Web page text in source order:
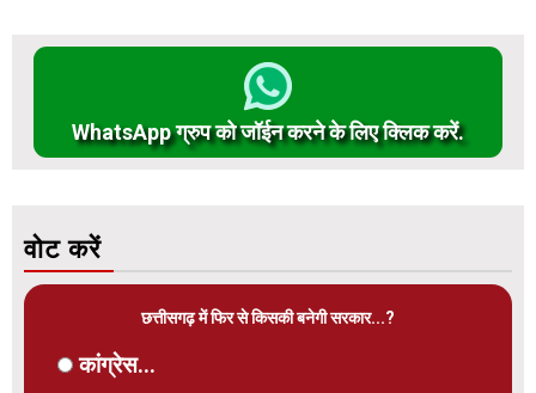
WhatsApp ग्रुप को जॉईन करने के लिए क्लिक करें.
वोट करें
छत्तीसगढ़ में फिर से किसकी बनेगी सरकार...?
कांग्रेस...